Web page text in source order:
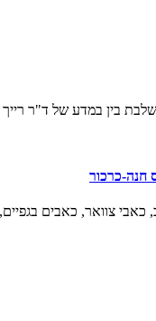
בין במדע של ד"ר רייך
חנה-כרכור
כאבי צוואר, כאבים